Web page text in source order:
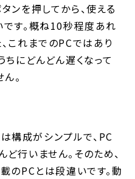
ンを押してから、使える
す。概ね10秒程度あれ
これまでのPCではあり
ちにどんどん遅くなって
。
構成がシンプルで、PC
行いません。そのため、
のPCとは段違いです。動